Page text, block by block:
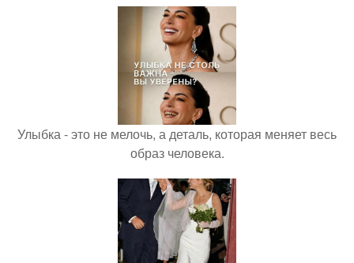
Улыбка - это не мелочь, а деталь, которая меняет весь
образ человека.